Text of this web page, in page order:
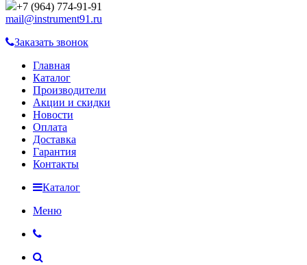
+7 (964) 774-91-91
mail@instrument91.ru
Заказать звонок
Главная
Каталог
Производители
Акции и скидки
Новости
Оплата
Доставка
Гарантия
Контакты
Каталог
Меню